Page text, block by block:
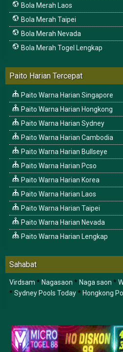
Bola Merah Laos
Bola Merah Taipei
Bola Merah Nevada
Bola Merah Togel Lengkap
Paito Harian Tercepat
Paito Warna Harian Singapore
Paito Warna Harian Hongkong
Paito Warna Harian Sydney
Paito Warna Harian Cambodia
Paito Warna Harian Bullseye
Paito Warna Harian Pcso
Paito Warna Harian Korea
Paito Warna Harian Laos
Paito Warna Harian Taipei
Paito Warna Harian Nevada
Paito Warna Harian Lengkap
Sahabat
Virdsam * Nagasaon * Naga saon *
* Sydney Pools Today* Hongkong